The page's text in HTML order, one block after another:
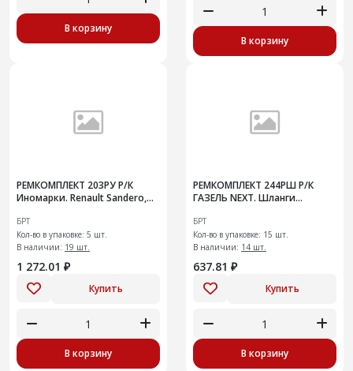
В корзину
В корзину
РЕМКОМПЛЕКТ 203РУ Р/К
Иномарки. Renault Sandero,
17 1.4/1.6, 8V с ролик
БРТ
Кол-во в упаковке: 5 шт.
В наличии: 19 шт.
1 272.01 ₽
Купить
В корзину
РЕМКОМПЛЕКТ 244РШ Р/К
ГАЗЕЛЬ NEXT. Шланги
радиатора
БРТ
Кол-во в упаковке: 15 шт.
В наличии: 14 шт.
637.81 ₽
Купить
В корзину